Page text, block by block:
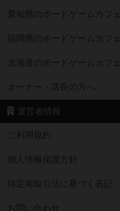
愛知県のボードゲームカフェ
福岡県のボードゲームカフェ
北海道のボードゲームカフェ
オーナー・店長の方へ
運営者情報
ご利用規約
個人情報保護方針
特定商取引法に基づく表記
お問い合わせ